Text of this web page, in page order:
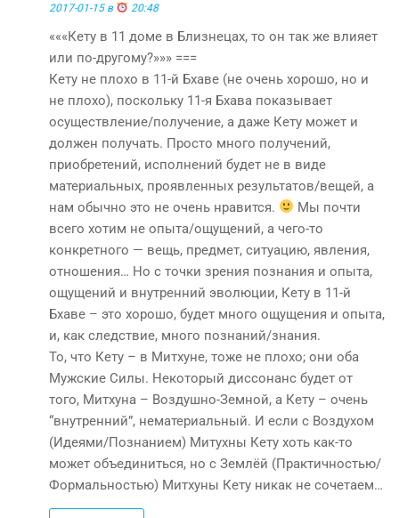
2017-01-15 в 20:48
«««Кету в 11 доме в Близнецах, то он так же влияет
или по-другому?»»» ===
Кету не плохо в 11-й Бхаве (не очень хорошо, но и
не плохо), поскольку 11-я Бхава показывает
осуществление/получение, а даже Кету может и
должен получать. Просто много получений,
приобретений, исполнений будет не в виде
материальных, проявленных результатов/вещей, а
нам обычно это не очень нравится.
Мы почти
всего хотим не опыта/ощущений, а чего-то
конкретного — вещь, предмет, ситуацию, явления,
отношения… Но с точки зрения познания и опыта,
ощущений и внутренний эволюции, Кету в 11-й
Бхаве – это хорошо, будет много ощущения и опыта,
и, как следствие, много познаний/знания.
То, что Кету – в Митхуне, тоже не плохо; они оба
Мужские Силы. Некоторый диссонанс будет от
того, Митхуна – Воздушно-Земной, а Кету – очень
“внутренний”, нематериальный. И если с Воздухом
(Идеями/Познанием) Митухны Кету хоть как-то
может объединиться, но с Землёй (Практичностью/
Формальностью) Митхуны Кету никак не сочетаем…